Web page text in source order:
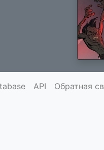
API Обратная